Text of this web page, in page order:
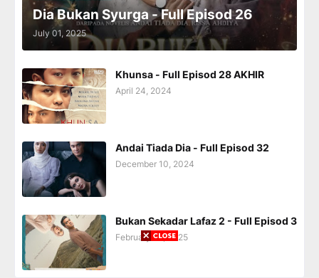
Dia Bukan Syurga - Full Episod 26
July 01, 2025
Khunsa - Full Episod 28 AKHIR
April 24, 2024
Andai Tiada Dia - Full Episod 32
December 10, 2024
Bukan Sekadar Lafaz 2 - Full Episod 3
February 28, 2025